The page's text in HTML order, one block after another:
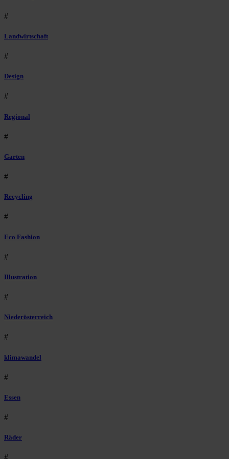
#
Landwirtschaft
#
Design
#
Regional
#
Garten
#
Recycling
#
Eco Fashion
#
Illustration
#
Niederösterreich
#
klimawandel
#
Essen
#
Räder